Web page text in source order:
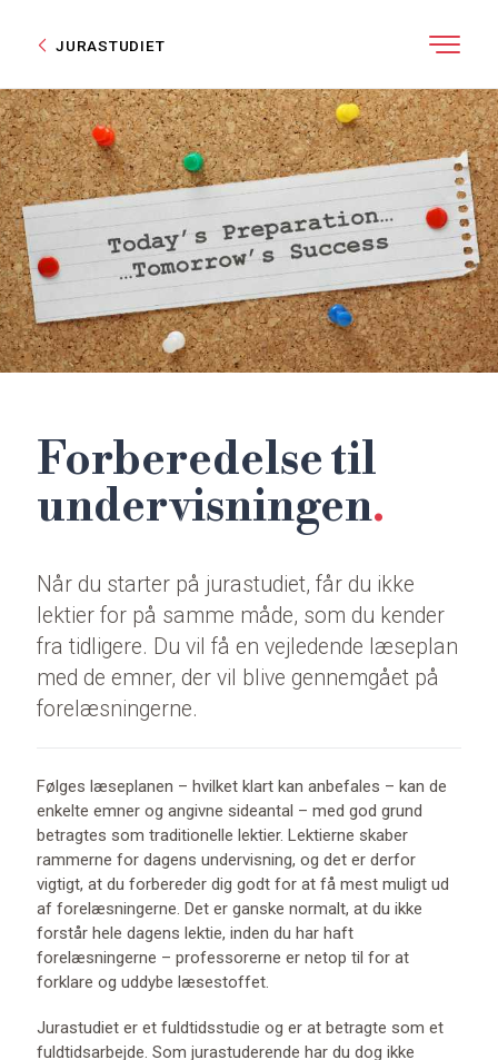
JURASTUDIET
Forberedelse til
undervisningen
Når du starter på jurastudiet, får du ikke
lektier for på samme måde, som du kender
fra tidligere. Du vil få en vejledende læseplan
med de emner, der vil blive gennemgået på
forelæsningerne.
Følges læseplanen – hvilket klart kan anbefales – kan de
enkelte emner og angivne sideantal – med god grund
betragtes som traditionelle lektier. Lektierne skaber
rammerne for dagens undervisning, og det er derfor
vigtigt, at du forbereder dig godt for at få mest muligt ud
af forelæsningerne. Det er ganske normalt, at du ikke
forstår hele dagens lektie, inden du har haft
forelæsningerne – professorerne er netop til for at
forklare og uddybe læsestoffet.
Jurastudiet er et fuldtidsstudie og er at betragte som et
fuldtidsarbejde. Som jurastuderende har du dog ikke